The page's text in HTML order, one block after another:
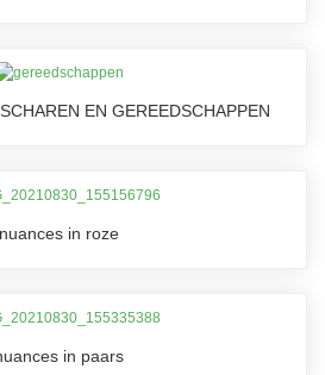
EN GEREEDSCHAPPEN
nuances in roze
in paars